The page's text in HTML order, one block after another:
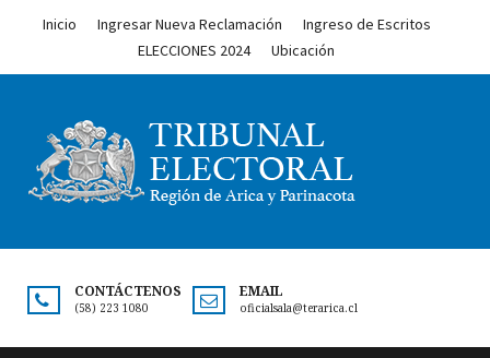
Inicio Ingresar Nueva Reclamación
Ingreso de Escritos
ELECCIONES 2024
Ubicación
CONTÁCTENOS
(58) 223 1080
EMAIL
oficialsala@terarica.cl